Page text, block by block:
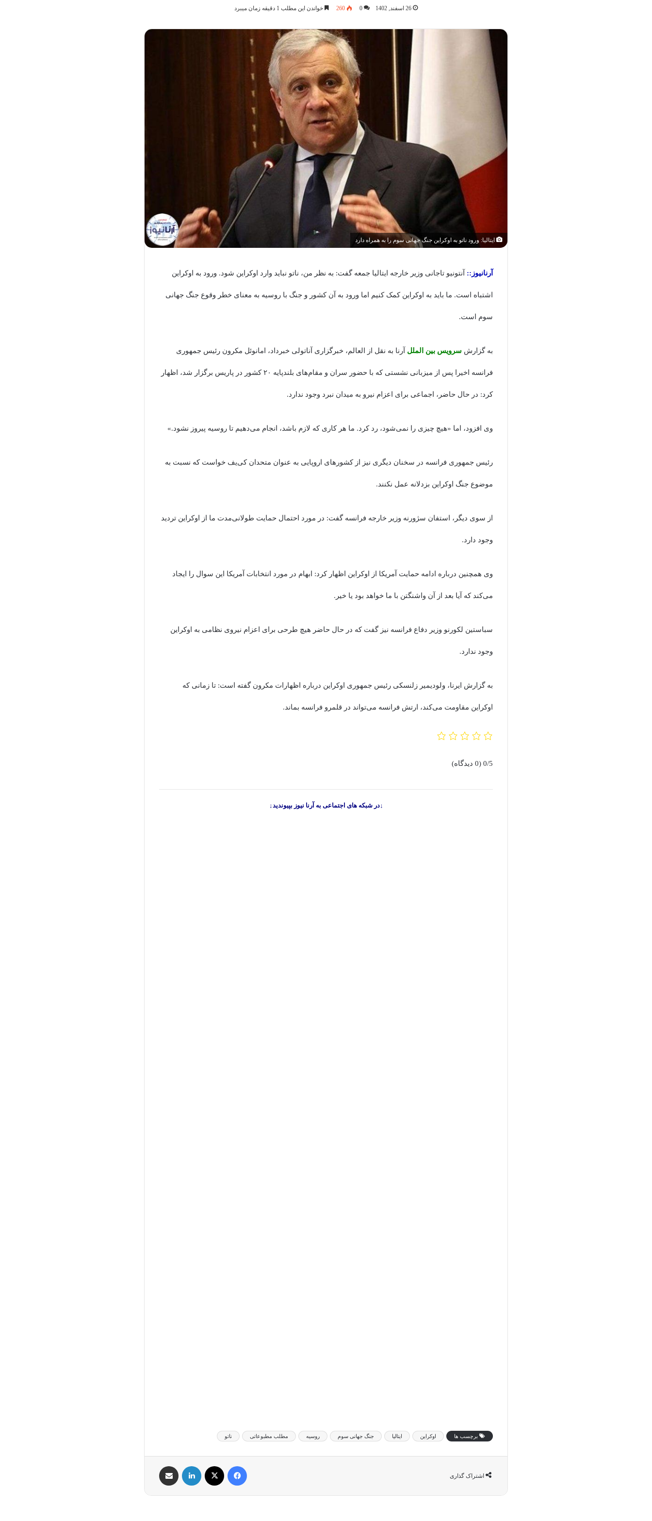
26 اسفند, 1402 0
260 خواندن این مطلب 1 دقیقه زمان میبرد
ایتالیا: ورود ناتو به اوکراین جنگ جهانی سوم را به همراه دارد
آرنانیوز:: آنتونیو تاجانی وزیر خارجه ایتالیا جمعه گفت: به نظر من، ناتو نباید وارد اوکراین شود. ورود به اوکراین
اشتباه است. ما باید به اوکراین کمک کنیم اما ورود به آن کشور و جنگ با روسیه به معنای خطر وقوع جنگ جهانی
سوم است.
به گزارش سرویس بین الملل آرنا به نقل از العالم، خبرگزاری آناتولی خبرداد، امانوئل مکرون رئیس جمهوری
فرانسه اخیرا پس از میزبانی نشستی که با حضور سران و مقام‌های بلندپایه ۲۰ کشور در پاریس برگزار شد، اظهار
کرد: در حال حاضر، اجماعی برای اعزام نیرو به میدان نبرد وجود ندارد.
وی افزود، اما «هیچ چیزی را نمی‌شود، رد کرد. ما هر کاری که لازم باشد، انجام می‌دهیم تا روسیه پیروز نشود.»
رئیس جمهوری فرانسه در سخنان دیگری نیز از کشورهای اروپایی به عنوان متحدان کی‌یف خواست که نسبت به
موضوع جنگ اوکراین بزدلانه عمل نکنند.
از سوی دیگر، استفان سژورنه وزیر خارجه فرانسه گفت: در مورد احتمال حمایت طولانی‌مدت ما از اوکراین تردید
وجود دارد.
وی همچنین درباره ادامه حمایت آمریکا از اوکراین اظهار کرد: ابهام در مورد انتخابات آمریکا این سوال را ایجاد
می‌کند که آیا بعد از آن واشنگتن با ما خواهد بود یا خیر.
سباستین لکورنو وزیر دفاع فرانسه نیز گفت که در حال حاضر هیچ طرحی برای اعزام نیروی نظامی به اوکراین
وجود ندارد.
به گزارش ایرنا، ولودیمیر زلنسکی رئیس جمهوری اوکراین درباره اظهارات مکرون گفته است: تا زمانی که
اوکراین مقاومت می‌کند، ارتش فرانسه می‌تواند در قلمرو فرانسه بماند.
0/5 (0 دیدگاه)
↓در شبکه های اجتماعی به آرنا نیوز بپیوندید↓
برچسب ها اوکراین ایتالیا جنگ جهانی سوم روسیه مطلب مطبوعاتی ناتو
اشتراک گذاری